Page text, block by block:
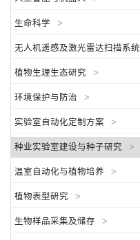
生命科学 >
无人机遥感及激光雷达扫描系统
植物生理生态研究 >
环境保护与防治 >
实验室自动化定制方案 >
种业实验室建设与种子研究 >
温室自动化与植物培养 >
植物表型研究 >
生物样品采集及储存 >